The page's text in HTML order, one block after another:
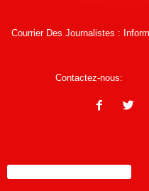
Courrier Des Journalistes :
Contactez-nous: